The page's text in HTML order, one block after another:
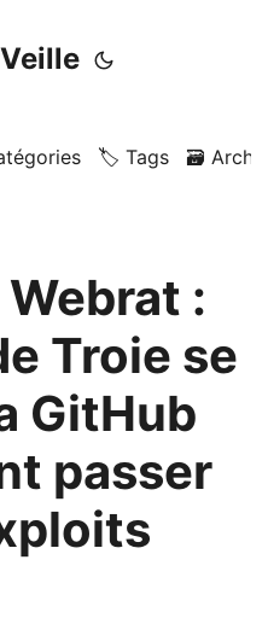
🏷️ Tags 🗃️
:
Troie se
GitHub
passer